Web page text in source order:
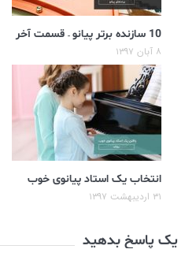
10 سازنده برتر پیانو – قسمت آخر
۸ آبان ۱۳۹۷
انتخاب یک استاد پیانوی خوب
۳۱ اردیبهشت ۱۳۹۷
یک پاسخ بدهید